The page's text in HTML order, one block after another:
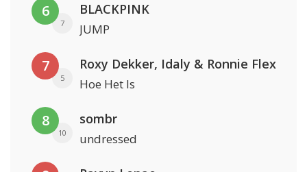
6
7
BLACKPINK
JUMP
7
5
Roxy Dekker, Idaly & Ronnie Flex
Hoe Het Is
8
10
sombr
undressed